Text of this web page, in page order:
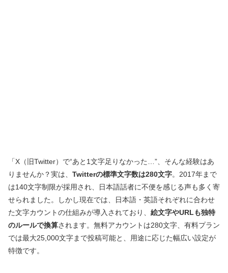
「X（旧Twitter）で“あと1文字足りなかった…”、そんな経験はあ
りませんか？実は、 Twitterの標準文字数は280文字。2017年まで
は140文字制限が採用され、日本語話者に不便を感じる声も多く寄
せられました。しかし現在では、日本語・英語それぞれに合わせ
た文字カウントの仕組みが導入されており、 絵文字やURLも独特
のルールで換算されます。無料アカウントは280文字、有料プラン
では最大25,000文字まで投稿可能と、用途に応じた幅広い設定が
特徴です。